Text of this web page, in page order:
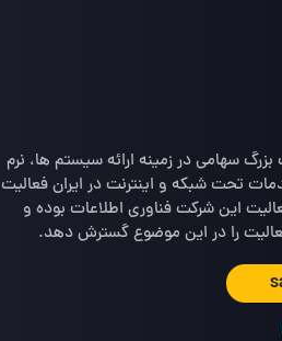
سهامی در زمینه ارائه سیستم ها، نرم
تحت شبکه و اینترنت در ایران فعالیت
این شرکت فناوری اطلاعات بوده و
را در این موضوع گسترش دهد.